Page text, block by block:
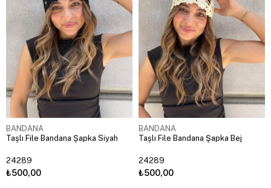
BANDANA
Taşlı File Bandana Şapka Siyah
24289
₺500,00
BANDANA
Taşlı File Bandana Şapka Bej
24289
₺500,00